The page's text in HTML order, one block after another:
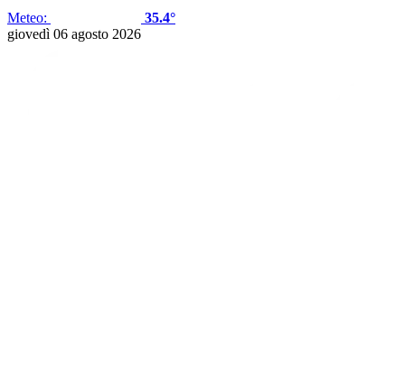
Meteo:
35.4°
giovedì 06 agosto 2026